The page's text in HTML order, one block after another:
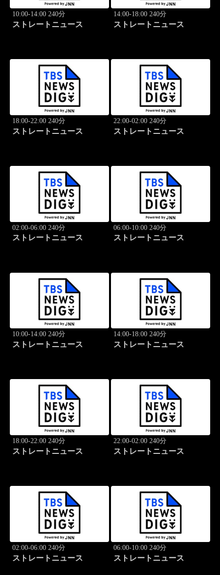
10:00-14:00 240分
ストレートニュース
14:00-18:00 240分
ストレートニュース
18:00-22:00 240分
ストレートニュース
22:00-02:00 240分
ストレートニュース
02:00-06:00 240分
ストレートニュース
06:00-10:00 240分
ストレートニュース
10:00-14:00 240分
ストレートニュース
14:00-18:00 240分
ストレートニュース
18:00-22:00 240分
ストレートニュース
22:00-02:00 240分
ストレートニュース
02:00-06:00 240分
ストレートニュース
06:00-10:00 240分
ストレートニュース